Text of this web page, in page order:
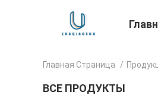
Главная Страница /
ВСЕ ПРОДУКТЫ